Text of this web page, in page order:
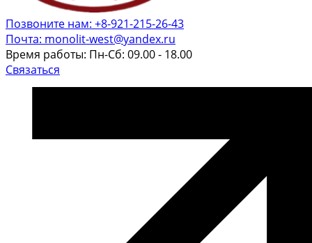
Позвоните нам: +8-921-215-26-43
Почта: monolit-west@yandex.ru
Время работы: Пн-Сб: 09.00 - 18.00
Связаться